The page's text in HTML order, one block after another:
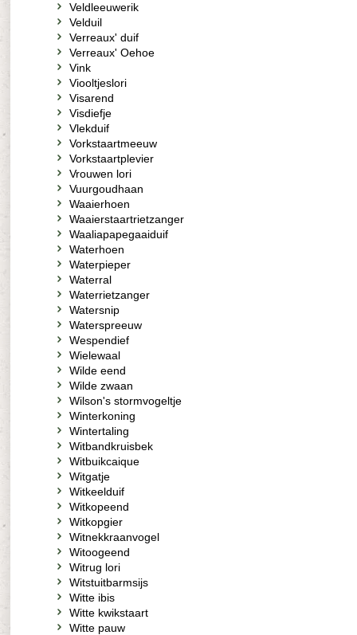
Veldleeuwerik
Velduil
Verreaux' duif
Verreaux' Oehoe
Vink
Viooltjeslori
Visarend
Visdiefje
Vlekduif
Vorkstaartmeeuw
Vorkstaartplevier
Vrouwen lori
Vuurgoudhaan
Waaierhoen
Waaierstaartrietzanger
Waaliapapegaaiduif
Waterhoen
Waterpieper
Waterral
Waterrietzanger
Watersnip
Waterspreeuw
Wespendief
Wielewaal
Wilde eend
Wilde zwaan
Wilson's stormvogeltje
Winterkoning
Wintertaling
Witbandkruisbek
Witbuikcaique
Witgatje
Witkeelduif
Witkopeend
Witkopgier
Witnekkraanvogel
Witoogeend
Witrug lori
Witstuitbarmsijs
Witte ibis
Witte kwikstaart
Witte pauw